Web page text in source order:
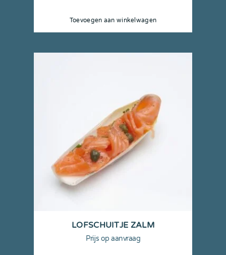
Toevoegen aan winkelwagen
LOFSCHUITJE ZALM
Prijs op aanvraag